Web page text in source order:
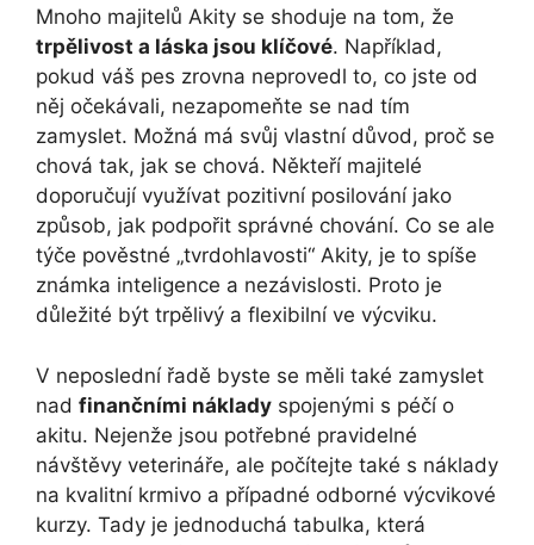
Mnoho majitelů Akity se shoduje na tom, že
trpělivost a láska jsou klíčové. Například,
pokud váš pes zrovna neprovedl to, co jste od
něj očekávali, nezapomeňte se nad tím
zamyslet. Možná má svůj vlastní důvod, proč se
chová tak, jak se chová. Někteří majitelé
doporučují využívat pozitivní posilování jako
způsob, jak podpořit správné chování. Co se ale
týče pověstné „tvrdohlavosti“ Akity, je to spíše
známka inteligence a nezávislosti. Proto je
důležité být trpělivý a flexibilní ve výcviku.
V neposlední řadě byste se měli také zamyslet
nad finančními náklady spojenými s péčí o
akitu. Nejenže jsou potřebné pravidelné
návštěvy veterináře, ale počítejte také s náklady
na kvalitní krmivo a případné odborné výcvikové
kurzy. Tady je jednoduchá tabulka, která